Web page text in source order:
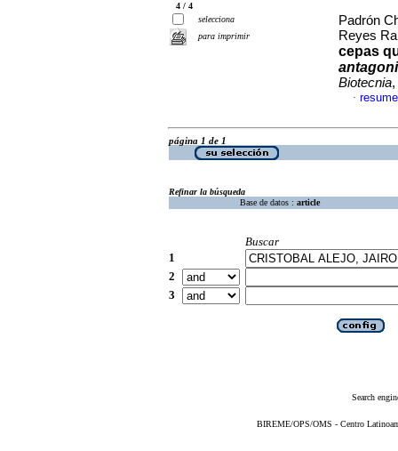
4 / 4
selecciona
para imprimir
Padrón
Reyes
cepas
Biotecnia
·
página 1 de 1
Refinar la búsqueda
Base de datos : article
Buscar
1
2
3
Search
BIREME/OPS/OMS - Centro